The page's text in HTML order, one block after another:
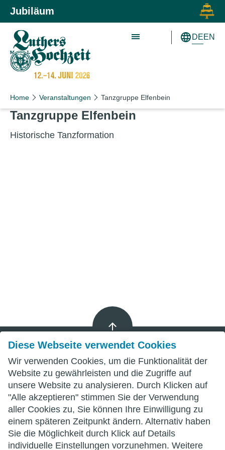
Diese Webseite verwendet Cookies
Wir verwenden Cookies, um die Funktionalität der
Website zu gewährleisten und die Zugriffe auf
unsere Website zu analysieren. Durch Klicken auf
"Alle akzeptieren" stimmen Sie der Verwendung
aller Cookies zu, Sie können Ihre Einwilligung zu
einem späteren Zeitpunkt ändern. Alternativ haben
Sie die Möglichkeit durch Klick auf Details
individuelle Einstellungen vorzunehmen. Weitere
Zum Inhalt springen
Zur Hauptnavigation springen
Jubiläum
DEEN
Home Veranstaltungen Tanzgruppe Elfenbein
Tanzgruppe Elfenbein
Historische Tanzformation
Impressum
Datenschutz
AGB